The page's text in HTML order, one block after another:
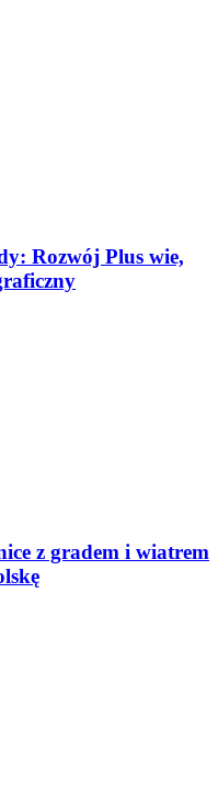
Rozwój Plus wie,
z gradem i wiatrem